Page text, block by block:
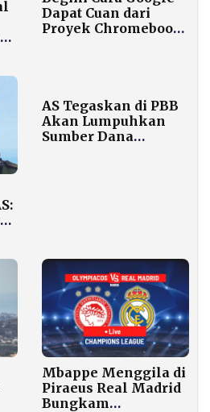
Dapat Cuan dari
Proyek Chromebook
AS Tegaskan di PBB
Akan Lumpuhkan
Sumber Dana
Mbappe Menggila di
Piraeus Real Madrid
Bungkam